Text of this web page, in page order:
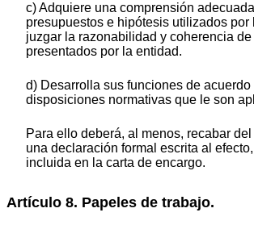
c) Adquiere una comprensión
presupuestos e hipótesis utilizados por
juzgar la razonabilidad y coherencia
presentados por la entidad.
d) Desarrolla sus funciones de acuerdo
disposiciones normativas que le son
Para ello deberá, al menos, recabar
una declaración formal escrita al
incluida en la carta de encargo.
Artículo 8. Papeles de trabajo.